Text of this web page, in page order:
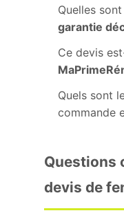
Quelles
garantie
Ce devis
Quels sont
commande
Questions
devis de